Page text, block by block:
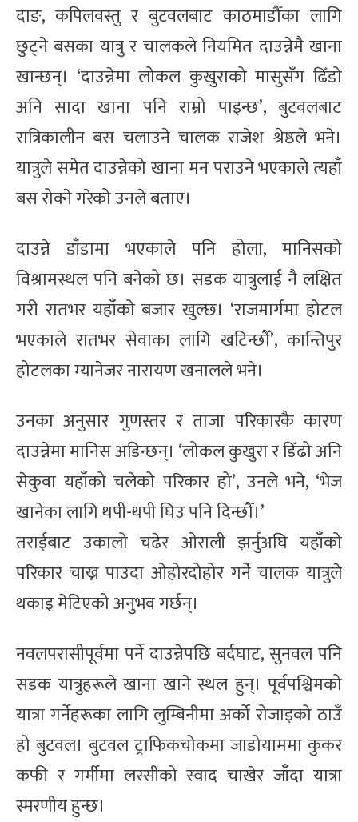
दाङ, कपिलवस्तु र बुटवलबाट काठमाडौँका लागि
छुट्ने बसका यात्रु र चालकले नियमित दाउन्नेमै खाना
खान्छन्। ‘दाउन्नेमा लोकल कुखुराको मासुसँग ढिँडो
अनि सादा खाना पनि राम्रो पाइन्छ’, बुटवलबाट
रात्रिकालीन बस चलाउने चालक राजेश श्रेष्ठले भने।
यात्रुले समेत दाउन्नेको खाना मन पराउने भएकाले त्यहाँ
बस रोक्ने गरेको उनले बताए।
दाउन्ने डाँडामा भएकाले पनि होला, मानिसको
विश्रामस्थल पनि बनेको छ। सडक यात्रुलाई नै लक्षित
गरी रातभर यहाँको बजार खुल्छ। ‘राजमार्गमा होटल
भएकाले रातभर सेवाका लागि खटिन्छौँ’, कान्तिपुर
होटलका म्यानेजर नारायण खनालले भने।
उनका अनुसार गुणस्तर र ताजा परिकारकै कारण
दाउन्नेमा मानिस अडिन्छन्। ‘लोकल कुखुरा र डिँढो अनि
सेकुवा यहाँको चलेको परिकार हो’, उनले भने, ‘भेज
खानेका लागि थपी-थपी घिउ पनि दिन्छौँ।’
तराईबाट उकालो चढेर ओराली झर्नुअघि यहाँको
परिकार चाख्न पाउदा ओहोरदोहोर गर्ने चालक यात्रुले
थकाइ मेटिएको अनुभव गर्छन्।
नवलपरासीपूर्वमा पर्ने दाउन्नेपछि बर्दघाट, सुनवल पनि
सडक यात्रुहरूले खाना खाने स्थल हुन्। पूर्वपश्चिमको
यात्रा गर्नेहरूका लागि लुम्बिनीमा अर्को रोजाइको ठाउँ
हो बुटवल। बुटवल ट्राफिकचोकमा जाडोयाममा कुकर
कफी र गर्मीमा लस्सीको स्वाद चाखेर जाँदा यात्रा
स्मरणीय हुन्छ।